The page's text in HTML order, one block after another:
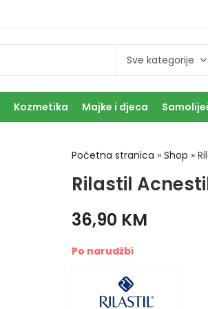
Kozmetika Majke i djeca
Početna stranica » Shop »
Rilastil
36,90 KM
Po narudžbi